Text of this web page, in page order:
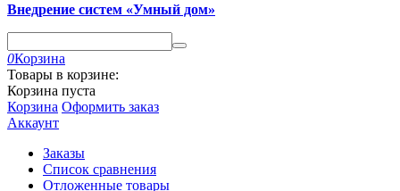
Внедрение систем «Умный дом»
0Корзина
Товары в корзине:
Корзина пуста
Корзина Оформить заказ
Аккаунт
Заказы
Список сравнения
Отложенные товары